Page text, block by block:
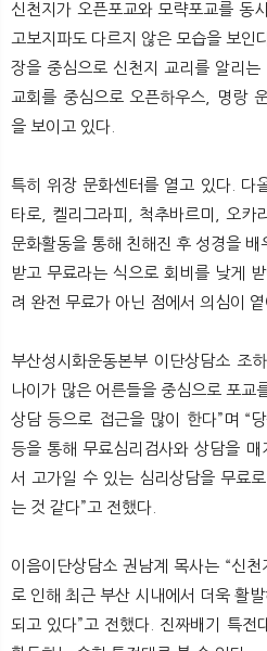
신천지가 오픈포교와 모략포교를 동
고보지파도 다르지 않은 모습을 보인
장을 중심으로 신천지 교리를 알리
교회를 중심으로 오픈하우스, 명랑
을 보이고 있다.
특히 위장 문화센터를 열고 있다. 다
타로, 켈리그라피, 척추바르미, 오카
문화활동을 통해 친해진 후 성경을
받고 무료라는 식으로 회비를 낮게
려 완전 무료가 아닌 점에서 의심이 옅
부산성시화운동본부 이단상담소 조
나이가 많은 어른들을 중심으로 포교
상담 등으로 접근을 많이 한다”며 “
등을 통해 무료심리검사와 상담을 매
서 고가일 수 있는 심리상담을 무료
는 것 같다”고 전했다.
이음이단상담소 권남계 목사는 “신
로 인해 최근 부산 시내에서 더욱 활
되고 있다”고 전했다. 진짜배기 특전